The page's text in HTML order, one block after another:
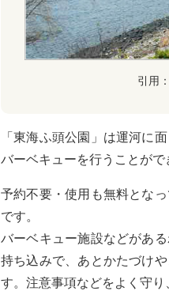
引用：
「東海ふ頭公園」は運河に
バーベキューを行うことがで
予約不要・使用も無料とな
です。
バーベキュー施設などがあ
持ち込みで、あとかたづけ
す。注意事項などをよく守